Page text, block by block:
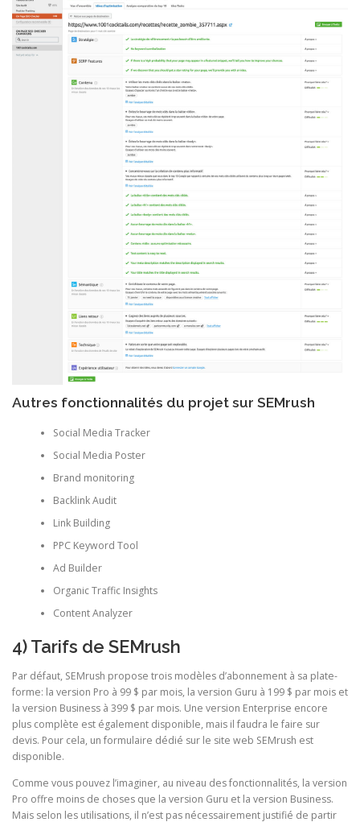
Autres fonctionnalités du projet sur SEMrush
Social Media Tracker
Social Media Poster
Brand monitoring
Backlink Audit
Link Building
PPC Keyword Tool
Ad Builder
Organic Traffic Insights
Content Analyzer
4) Tarifs de SEMrush
Par défaut, SEMrush propose trois modèles d’abonnement à sa plate-
forme: la version Pro à 99 $ par mois, la version Guru à 199 $ par mois et
la version Business à 399 $ par mois. Une version Enterprise encore
plus complète est également disponible, mais il faudra le faire sur
devis. Pour cela, un formulaire dédié sur le site web SEMrush est
disponible.
Comme vous pouvez l’imaginer, au niveau des fonctionnalités, la version
Pro offre moins de choses que la version Guru et la version Business.
Mais selon les utilisations, il n’est pas nécessairement justifié de partir